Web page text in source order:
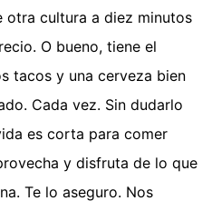
otra cultura a diez minutos
O bueno, tiene el
tacos y una cerveza bien
Cada vez. Sin dudarlo
es corta para comer
y disfruta de lo que
Te lo aseguro. Nos